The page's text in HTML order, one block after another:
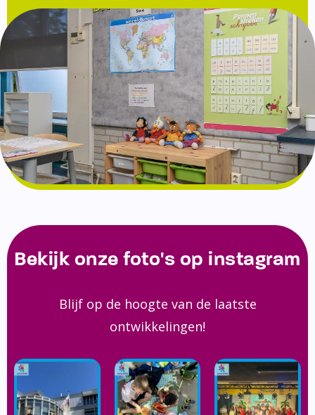
Bekijk onze foto's op instagram
Blijf op de hoogte van de laatste
ontwikkelingen!